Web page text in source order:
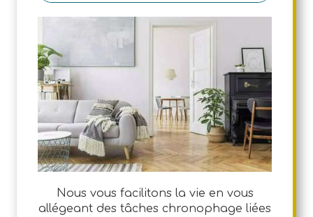
Nous vous facilitons la vie en vous
allégeant des tâches chronophage liées